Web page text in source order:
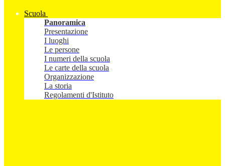
Scuola
Panoramica
Presentazione
I luoghi
Le persone
I numeri della scuola
Le carte della scuola
Organizzazione
La storia
Regolamenti d'Istituto